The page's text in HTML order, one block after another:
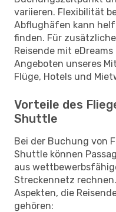
variieren. Flexibilität
Abflughäfen kann
finden. Für
Reisende mit
Angeboten unseres
Flüge, Hotels und
Vorteile des
Shuttle
Bei der Buchung von
Shuttle können
aus
Streckennetz
Aspekten, die
gehören: